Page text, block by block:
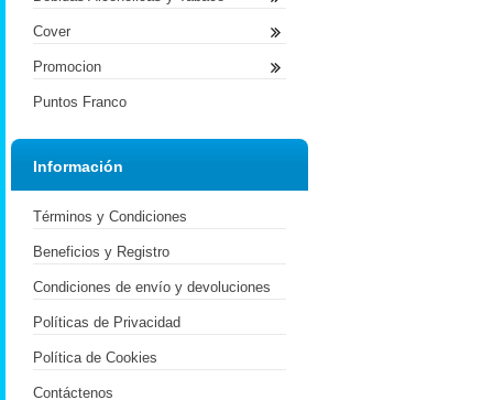
Cover
Promocion
Puntos Franco
Información
Términos y Condiciones
Beneficios y Registro
Condiciones de envío y devoluciones
Políticas de Privacidad
Política de Cookies
Contáctenos